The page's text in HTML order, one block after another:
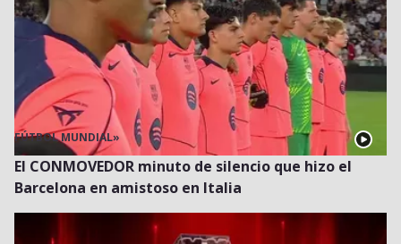
FÚTBOL MUNDIAL»
El CONMOVEDOR minuto de silencio que hizo el
Barcelona en amistoso en Italia